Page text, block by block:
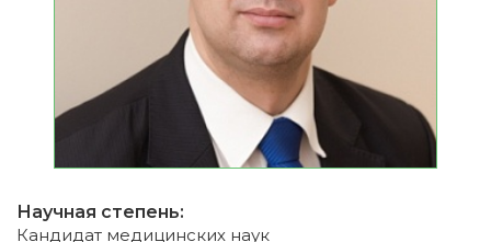
Научная степень:
Кандидат медицинских наук